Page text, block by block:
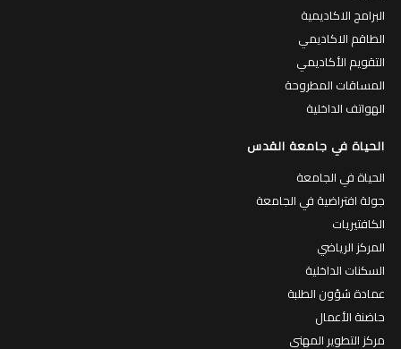
الكليات
البرامج الاكاديمية
الطاقم الاكاديمي
التقويم الأكاديمي
المساقات المطروحة
الحياة في الجامعة
جولة افتراضية في الجامعة
الكافتيريات
المركز الرياضي
السكنات الداخلية
عمادة شؤون الطلبة
حاضنة الأعمال